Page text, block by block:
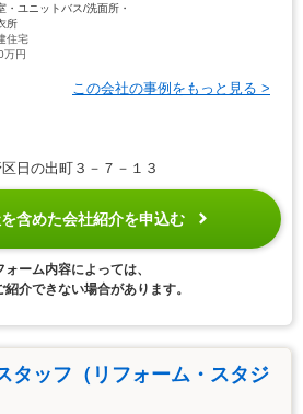
・ユニットバス/洗面所・
所
住宅
万円
この会社の事例をもっと見る >
日の出町３－７－１３
含めた会社紹介を申込む
ーム内容によっては、
紹介できない場合があります。
タッフ（リフォーム・スタジ